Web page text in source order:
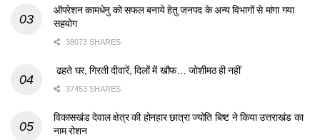
ऑपरेशन कामधेनु को सफल बनाये हेतु जनपद के अन्य विभागों से मांगा गया
सहयोग
38073 SHARES
ढहते घर, गिरती दीवारें, दिलों में खौफ… जोशीमठ ही नहीं
37453 SHARES
विकासखंड देवाल क्षेत्र की होनहार छात्रा ज्योति बिष्ट ने किया उत्तराखंड का
नाम रोशन